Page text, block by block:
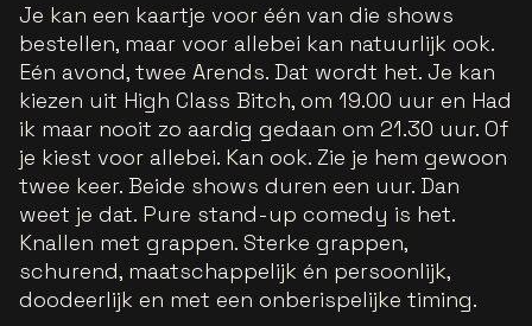
Je kan een kaartje voor één van die shows
bestellen, maar voor allebei kan natuurlijk ook.
Eén avond, twee Arends. Dat wordt het. Je kan
kiezen uit High Class Bitch, om 19.00 uur en Had
ik maar nooit zo aardig gedaan om 21.30 uur. Of
je kiest voor allebei. Kan ook. Zie je hem gewoon
twee keer. Beide shows duren een uur. Dan
weet je dat. Pure stand-up comedy is het.
Knallen met grappen. Sterke grappen,
schurend, maatschappelijk én persoonlijk,
doodeerlijk en met een onberispelijke timing.